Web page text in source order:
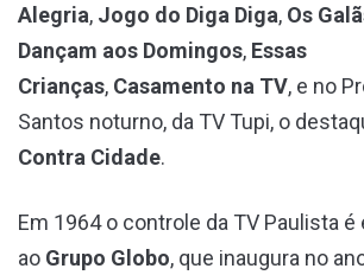
Alegria, Jogo do Diga Diga, Os
Dançam aos Domingos, Essas
Crianças, Casamento na TV, e no
Santos noturno, da TV Tupi, o
Contra Cidade.
Em 1964 o controle da TV Paulista é
ao Grupo Globo, que inaugura no